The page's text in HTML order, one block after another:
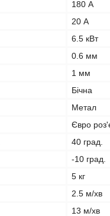
180 А
20 А
6.5 кВт
0.6 мм
1 мм
Бічна
Метал
Євро
40 град.
-10 град.
5 кг
2.5 м/хв
13 м/хв